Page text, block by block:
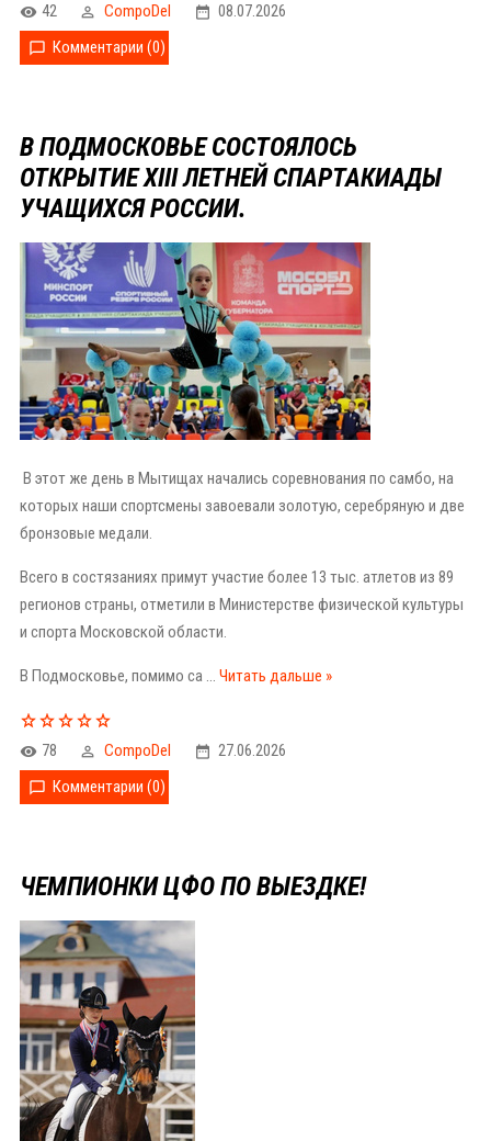
42 CompoDel
08.07.2026
Комментарии (0)
В ПОДМОСКОВЬЕ СОСТОЯЛОСЬ
ОТКРЫТИЕ XIII ЛЕТНЕЙ СПАРТАКИАДЫ
УЧАЩИХСЯ РОССИИ.
В этот же день в Мытищах начались соревнования по самбо, на
которых наши спортсмены завоевали золотую, серебряную и две
бронзовые медали.
Всего в состязаниях примут участие более 13 тыс. атлетов из 89
регионов страны, отметили в Министерстве физической культуры
и спорта Московской области.
В Подмосковье, помимо са ... Читать дальше »
78 CompoDel
27.06.2026
Комментарии (0)
ЧЕМПИОНКИ ЦФО ПО ВЫЕЗДКЕ!